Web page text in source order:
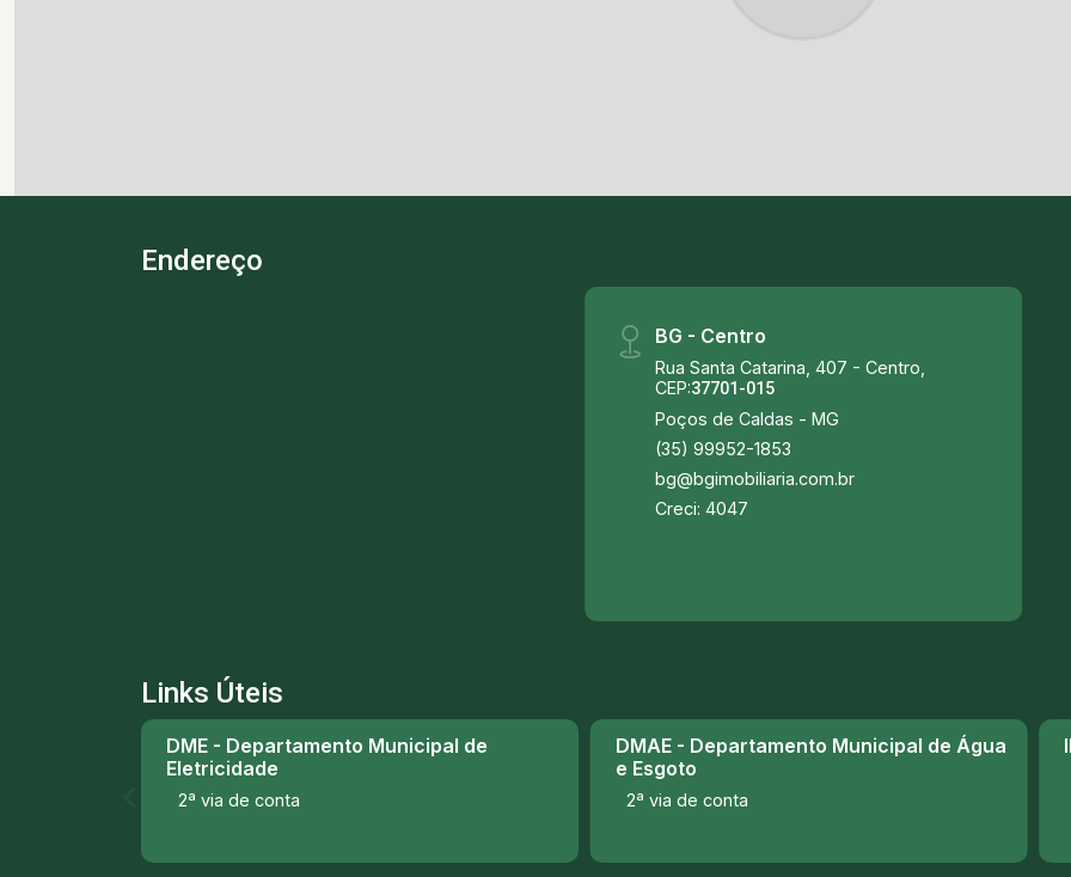
Endereço
BG - Centro
Rua Santa Catarina, 407 - Centro,
CEP:37701-015
Poços de Caldas - MG
(35) 99952-1853
bg@bgimobiliaria.com.br
Creci: 4047
Links Úteis
DME - Departamento Municipal de
Eletricidade
2ª via de conta
DMAE - Departamento Municipal de Água
e Esgoto
2ª via de conta